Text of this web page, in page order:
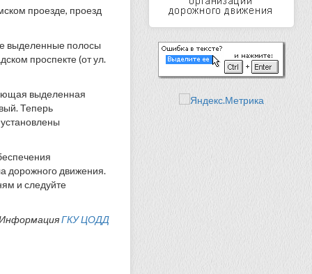
проезде, проезд
выделенные полосы
проспекте (от ул.
выделенная
Теперь
дорожного движения.
и следуйте
ГКУ ЦОДД